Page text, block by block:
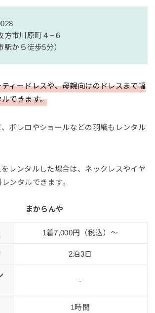
方市川原町４−６
駅から徒歩5分）
ィードレスや、母親向けのドレスまで幅
できます。
、ボレロやショールなどの羽織もレンタル
レンタルした場合は、ネックレスやイヤ
ンタルできます。
まからんや
1着7,000円（税込）〜
2泊3日
-
1時間